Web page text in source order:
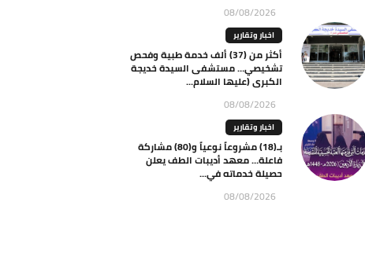
08/08/2026
اخبار وتقارير
أكثر من (37) ألف خدمة طبية وفحص
تشخيصي… مستشفى السيدة خديجة
الكبرى (عليها السلام...
08/08/2026
اخبار وتقارير
بـ(18) مشروعاً نوعياً و(80) مشاركة
فاعلة… معهد أديبات الطف يعلن
حصيلة خدماته في...
08/08/2026